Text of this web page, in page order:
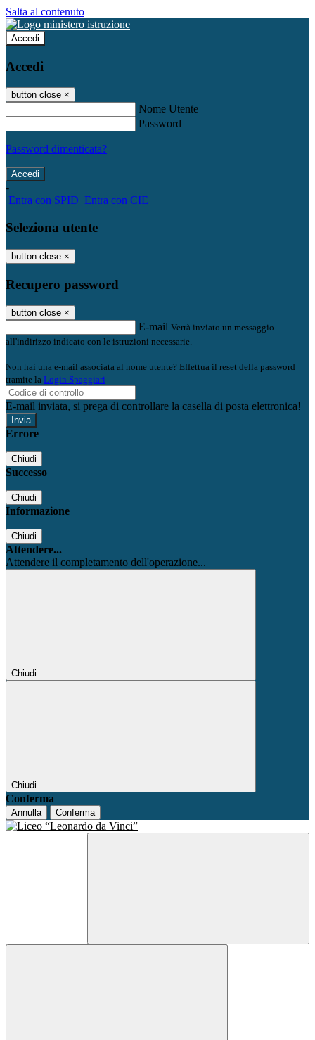
Salta al contenuto
Accedi
Accedi
button close ×
Nome Utente
Password
Password dimenticata?
-
Entra con SPID Entra con CIE
Seleziona utente
button close ×
Recupero password
button close ×
E-mail Verrà inviato un messaggio
all'indirizzo indicato con le istruzioni necessarie.
Non hai una e-mail associata al nome utente? Effettua il reset della password
tramite la Login Spaggiari
E-mail inviata, si prega di controllare la casella di posta elettronica!
Errore
Chiudi
Successo
Chiudi
Informazione
Chiudi
Attendere...
Attendere il completamento dell'operazione...
Chiudi
Chiudi
Conferma
Annulla Conferma